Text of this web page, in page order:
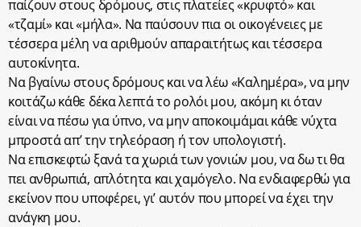
παίζουν στους δρόμους, στις πλατείες «κρυφτό» και
«τζαμί» και «μήλα». Να παύσουν πια οι οικογένειες με
τέσσερα μέλη να αριθμούν απαραιτήτως και τέσσερα
αυτοκίνητα.
Να βγαίνω στους δρόμους και να λέω «Καλημέρα», να μην
κοιτάζω κάθε δέκα λεπτά το ρολόι μου, ακόμη κι όταν
είναι να πέσω για ύπνο, να μην αποκοιμάμαι κάθε νύχτα
μπροστά απ’ την τηλεόραση ή τον υπολογιστή.
Να επισκεφτώ ξανά τα χωριά των γονιών μου, να δω τι θα
πει ανθρωπιά, απλότητα και χαμόγελο. Να ενδιαφερθώ για
εκείνον που υποφέρει, γι’ αυτόν που μπορεί να έχει την
ανάγκη μου.